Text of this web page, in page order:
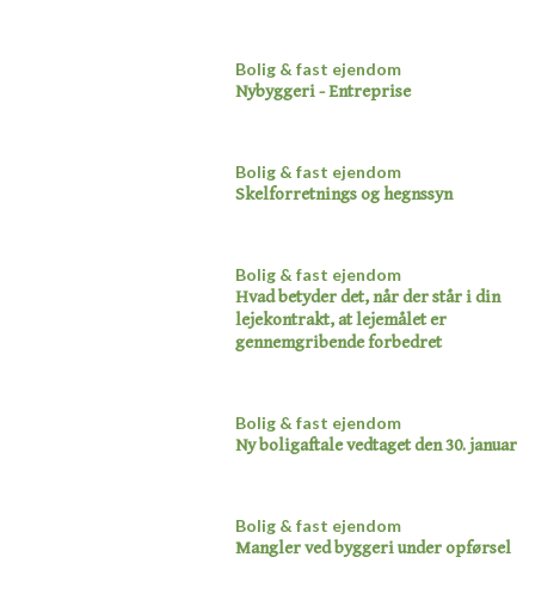
Bolig & fast ejendom
Nybyggeri - Entreprise​
Bolig & fast ejendom
Skelforretnings og hegnssyn​
Bolig & fast ejendom
Hvad betyder det, når der står i din
lejekontrakt, at lejemålet er
gennemgribende forbedret​
Bolig & fast ejendom
Ny boligaftale vedtaget den 30. januar
Bolig & fast ejendom
Mangler ved byggeri under opførsel​